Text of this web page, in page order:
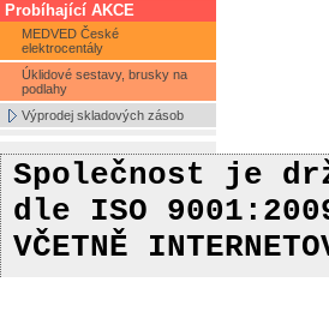
Probíhající AKCE
MEDVED České
elektrocentály
Úklidové sestavy, brusky na
podlahy
Výprodej skladových zásob
Společnost je
dle ISO
VČETNĚ